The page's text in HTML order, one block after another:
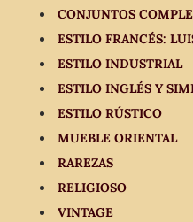
CONJUNTOS
ESTILO FRANCÉS:
ESTILO INDUSTRIAL
ESTILO INGLÉS Y
ESTILO RÚSTICO
MUEBLE ORIENTAL
RAREZAS
RELIGIOSO
VINTAGE